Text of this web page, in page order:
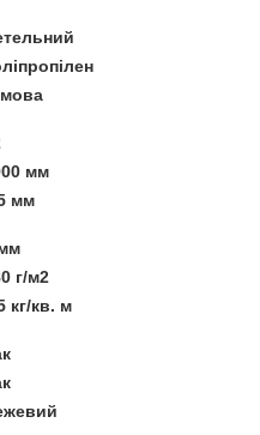
мм
мм
г/м2
кг/кв. м